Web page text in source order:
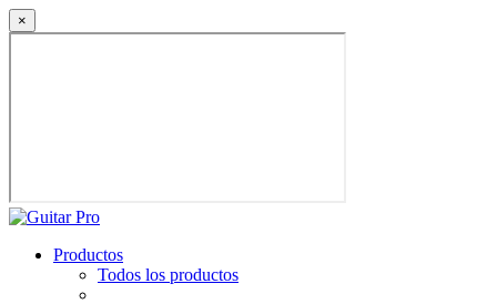
×
Productos
Todos los productos